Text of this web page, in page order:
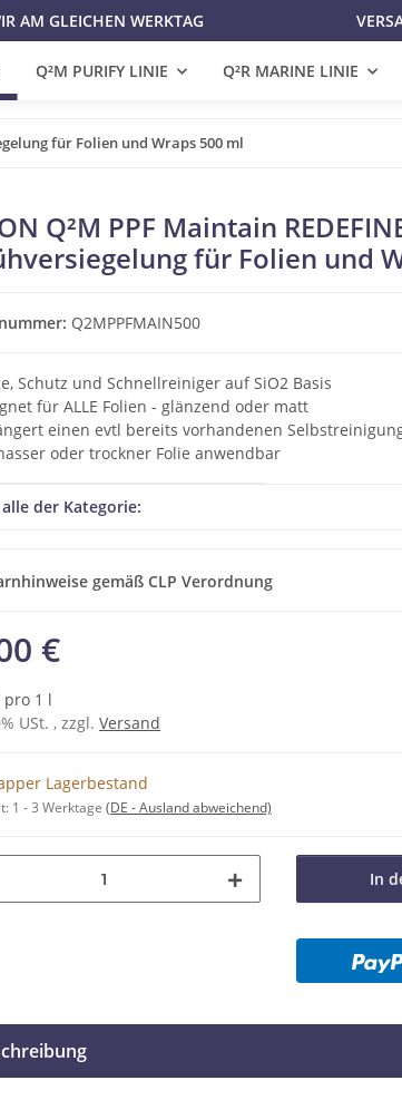
AM GLEICHEN WERKTAG
Q²M PURIFY LINIE Q²R MARINE LINIE
für Folien und Wraps 500 ml
Q²M PPF Maintain
für Folien und
Q2MPPFMAIN500
Schutz und Schnellreiniger auf SiO2 Basis
für ALLE Folien - glänzend oder matt
einen evtl bereits vorhandenen
oder trockner Folie anwendbar
der Kategorie:
gemäß CLP Verordnung
€
pro 1 l
USt. , zzgl. Versand
Lagerbestand
1 - 3 Werktage (DE - Ausland abweichend)
In